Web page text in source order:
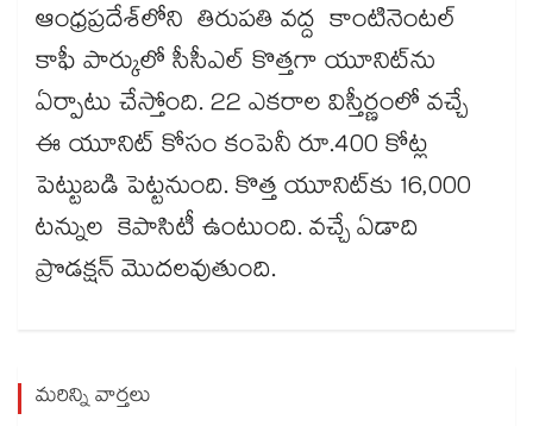
ఆంధ్రప్రదేశ్‌‌‌‌‌‌‌‌‌‌‌‌‌‌‌‌లోని తిరుపతి వద్ద కాంటినెంటల్‌‌‌‌‌‌‌‌‌‌‌‌‌‌‌‌
కాఫీ పార్కులో సీసీఎల్‌‌‌‌‌‌‌‌‌‌‌‌‌‌‌‌ కొత్తగా యూనిట్​ను
ఏర్పాటు చేస్తోంది. 22 ఎకరాల విస్తీర్ణంలో వచ్చే
ఈ యూనిట్​ కోసం కంపెనీ రూ.400 కోట్ల
పెట్టుబడి పెట్టనుంది. కొత్త యూనిట్​కు 16,000
టన్నుల కెపాసిటీ ఉంటుంది. వచ్చే ఏడాది
ప్రొడక్షన్​ మొదలవుతుంది.
మరిన్ని వార్తలు